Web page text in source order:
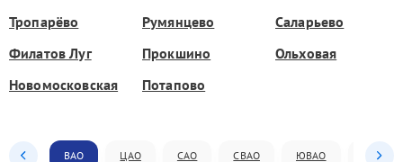
Тропарёво
Румянцево
Саларьево
Филатов Луг
Прокшино
Ольховая
Новомосковская
Потапово
ВАО ЦАО САО СВАО ЮВАО ЮАО